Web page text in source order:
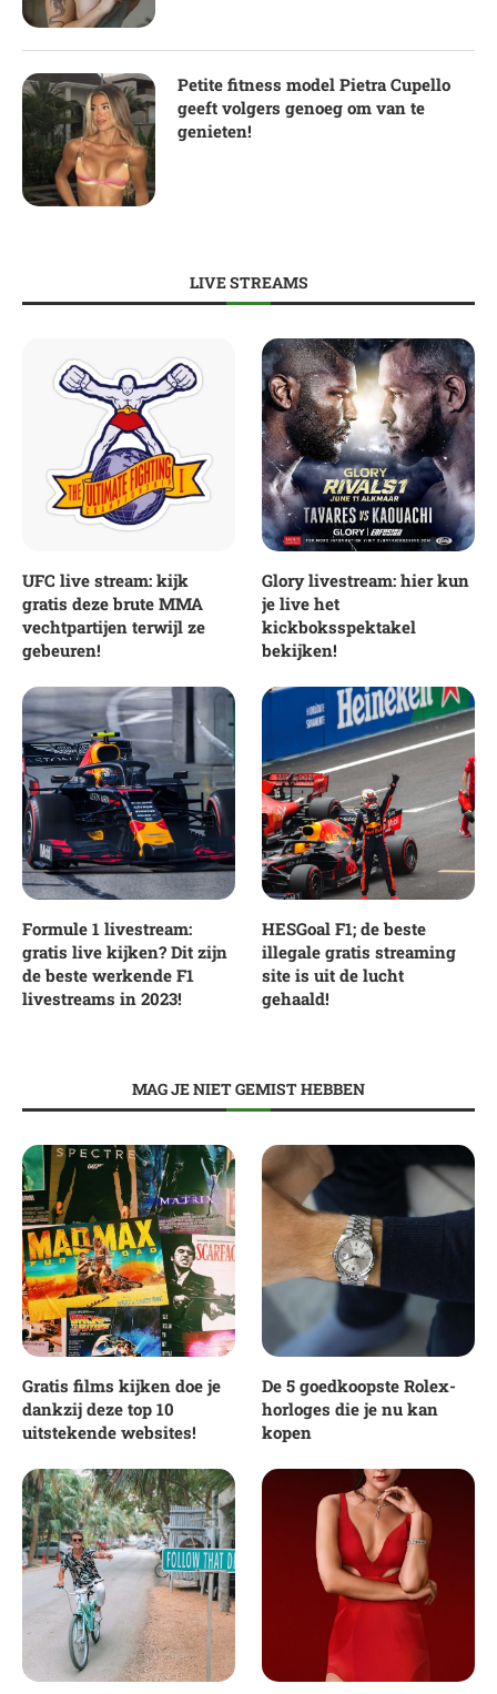
Petite fitness model Pietra Cupello
geeft volgers genoeg om van te
genieten!
LIVE STREAMS
UFC live stream: kijk
gratis deze brute MMA
vechtpartijen terwijl ze
gebeuren!
Glory livestream: hier kun
je live het
kickboksspektakel
bekijken!
Formule 1 livestream:
gratis live kijken? Dit zijn
de beste werkende F1
livestreams in 2023!
HESGoal F1; de beste
illegale gratis streaming
site is uit de lucht
gehaald!
MAG JE NIET GEMIST HEBBEN
Gratis films kijken doe je
dankzij deze top 10
uitstekende websites!
De 5 goedkoopste Rolex-
horloges die je nu kan
kopen